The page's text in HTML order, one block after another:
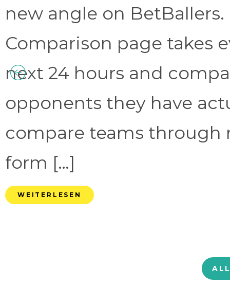
new angle on
Comparison page takes
next 24 hours and
opponents they have
compare teams through
form […]
WEITERLESEN